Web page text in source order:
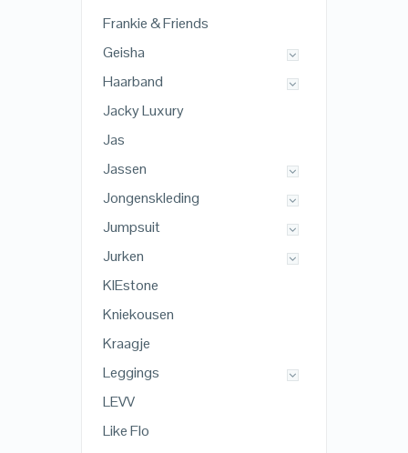
Frankie & Friends
Geisha
Haarband
Jacky Luxury
Jas
Jassen
Jongenskleding
Jumpsuit
Jurken
KIEstone
Kniekousen
Kraagje
Leggings
LEVV
Like Flo